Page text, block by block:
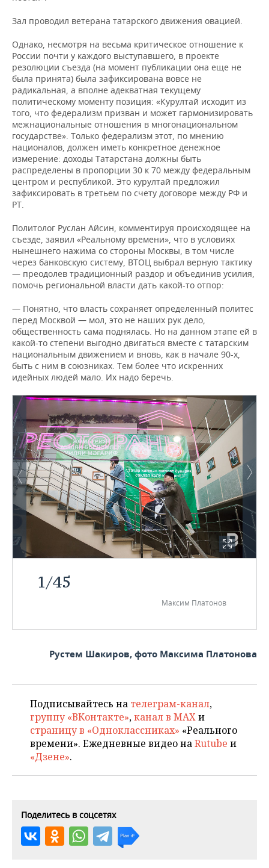
Зал проводил ветерана татарского движения овацией.
Однако, несмотря на весьма критическое отношение к
России почти у каждого выступавшего, в проекте
резолюции съезда (на момент публикации она еще не
была принята) была зафиксирована вовсе не
радикальная, а вполне адекватная текущему
политическому моменту позиция: «Курултай исходит из
того, что федерализм призван и может гармонизировать
межнациональные отношения в многонациональном
государстве». Только федерализм этот, по мнению
националов, должен иметь конкретное денежное
измерение: доходы Татарстана должны быть
распределены в пропорции 30 к 70 между федеральным
центром и республикой. Это курултай предложил
зафиксировать в третьем по счету договоре между РФ и
РТ.
Политолог Руслан Айсин, комментируя происходящее на
съезде, заявил «Реальному времени», что в условиях
нынешнего нажима со стороны Москвы, в том числе
через банковскую систему, ВТОЦ выбрал верную тактику
— преодолев традиционный раздор и объединив усилия,
помочь региональной власти дать какой-то отпор:
— Понятно, что власть сохраняет определенный политес
перед Москвой — мол, это не наших рук дело,
общественность сама поднялась. Но на данном этапе ей в
какой-то степени выгодно двигаться вместе с татарским
национальным движением и вновь, как в начале 90-х,
быть с ним в союзниках. Тем более что искренних
идейных людей мало. Их надо беречь.
1/45
Максим Платонов
Рустем Шакиров, фото Максима Платонова
Подписывайтесь на телеграм-канал,
группу «ВКонтакте»,канал в MAXи
страницу в «Одноклассниках» «Реального
времени». Ежедневные видео наRutube и
«Дзене».
Поделитесь в соцсетях